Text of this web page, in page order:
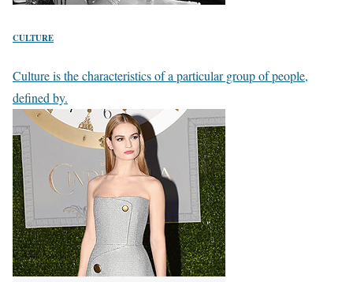
CULTURE
Culture is the characteristics of a particular group of people,
defined by.